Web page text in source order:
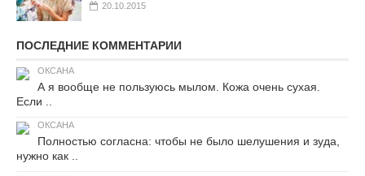
20.10.2015
ПОСЛЕДНИЕ КОММЕНТАРИИ
ОКСАНА
А я вообще не пользуюсь мылом. Кожа очень сухая.
Если ..
ОКСАНА
Полностью согласна: чтобы не было шелушения и зуда,
нужно как ..